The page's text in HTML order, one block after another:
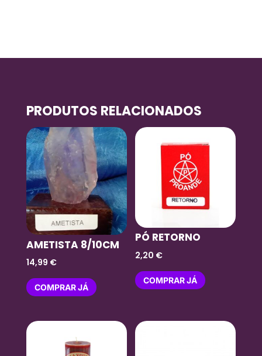
PRODUTOS RELACIONADOS
AMETISTA 8/10CM
14,99 €
COMPRAR JÁ
PÓ RETORNO
2,20 €
COMPRAR JÁ